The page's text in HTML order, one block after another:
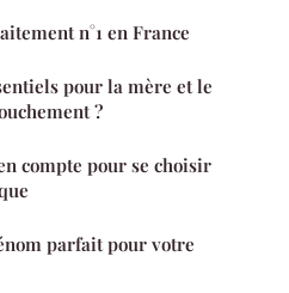
n°1 en France
pour la mère et le
?
compte pour se choisir
parfait pour votre